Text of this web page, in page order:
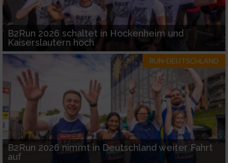
B2Run 2026 schaltet in Hockenheim und
Kaiserslautern hoch
RUN-DEUTSCHLAND
B2Run 2026 nimmt in Deutschland weiter Fahrt
auf